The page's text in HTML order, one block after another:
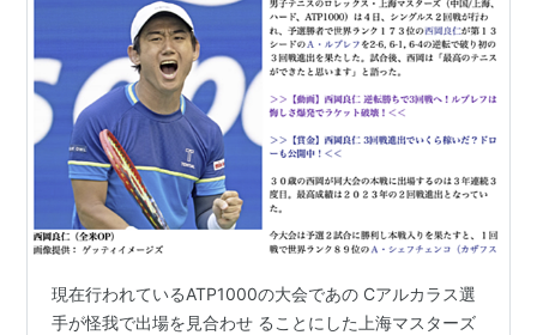
現在行われているATP1000の大会であの Cアルカラス選
手が怪我で出場を見合わせ ることにした上海マスターズ